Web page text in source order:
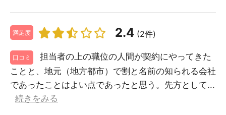
満足度 2.4 (2件)
口コミ
担当者の上の職位の人間が契約にやってきた
ことと、地元（地方都市）で割と名前の知られる会社
であったことはよい点であったと思う。先方として...
続きをみる